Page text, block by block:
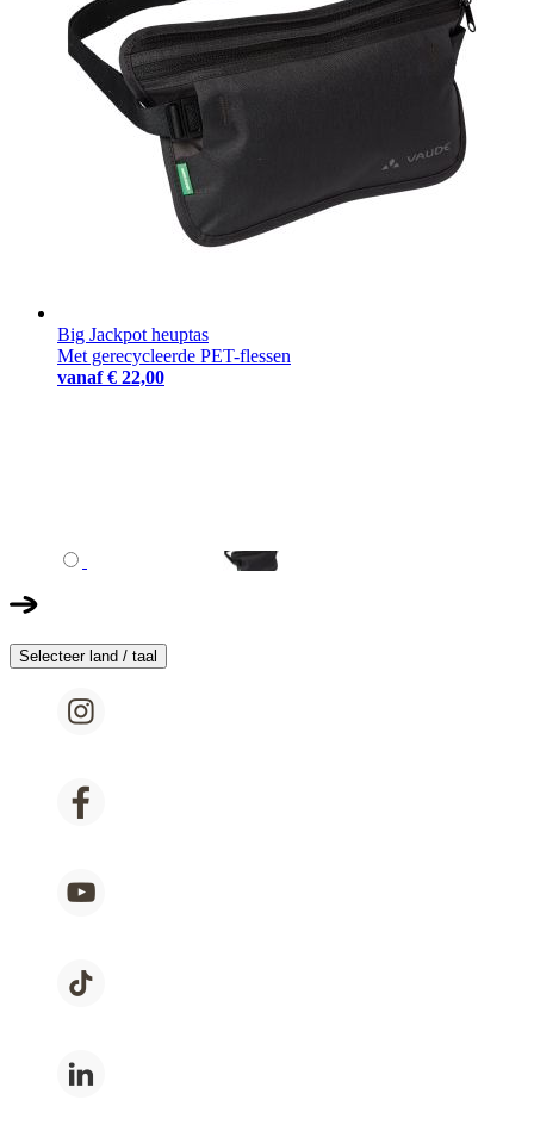
Big Jackpot heuptas
Met gerecycleerde PET-flessen
vanaf € 22,00
Selecteer land / taal